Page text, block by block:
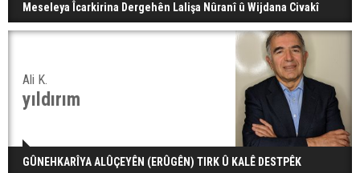
Meseleya Îcarkirina Dergehên Lalişa Nûranî û Wijdana Civakî
Ali K.
yıldırım
GÛNEHKARÎYA ALÛÇEYÊN (ERÛGÊN) TIRK Û KALÊ DESTPÊK